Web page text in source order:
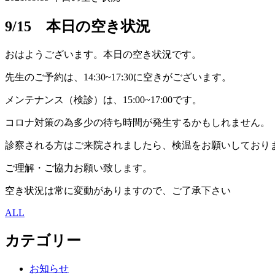
9/15 本日の空き状況
おはようございます。本日の空き状況です。
先生のご予約は、14:30~17:30に空きがございます。
メンテナンス（検診）は、15:00~17:00です。
コロナ対策の為多少の待ち時間が発生するかもしれません。
診察される方はご来院されましたら、検温をお願いしており
ご理解・ご協力お願い致します。
空き状況は常に変動がありますので、ご了承下さい
ALL
カテゴリー
お知らせ